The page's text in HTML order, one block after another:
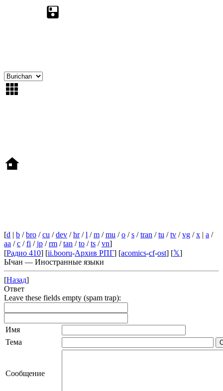
[d | b /bro /cu /dev /hr/l /m /mu /o /s /tran /tu /tv /vg /x | a /
aa /c /fi /jp /rm /tan /to /ts /vn]
[Радио 410] [ii.booru-Архив РПГ] [acomics-cf-ost] [𝕏]
Ычан — Иностранные языки
[Назад]
Ответ
Leave these fields empty (spam trap):
Имя
Тема
Сообщение